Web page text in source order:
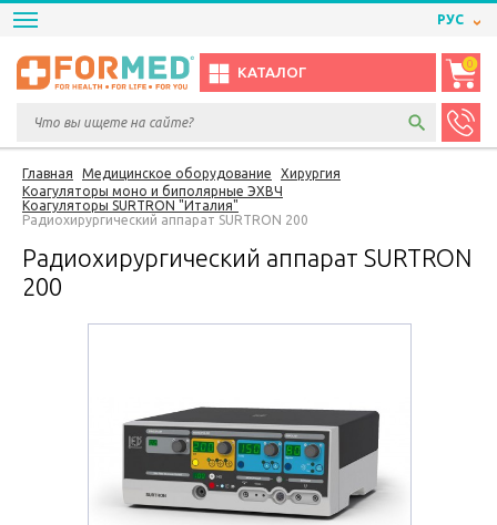
РУС
КАТАЛОГ
0
Главная Медицинское оборудование
Хирургия
Коагуляторы моно и биполярные ЭХВЧ
Коагуляторы SURTRON "Италия"
Радиохирургический аппарат SURTRON 200
Радиохирургический аппарат SURTRON
200